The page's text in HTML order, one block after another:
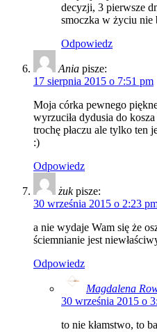
decyzji, 3 pierwsze
smoczka w życiu nie
Odpowiedz
Ania pisze:
17 sierpnia 2015 o 7:51 pm
Moja córka pewnego
wyrzuciła dydusia do
trochę płaczu ale tylko ten
:)
Odpowiedz
żuk pisze:
30 września 2015 o 2:23
a nie wydaje Wam się że
ściemnianie jest
Odpowiedz
Magdalena
30 września 2015 o
to nie kłamstwo, to